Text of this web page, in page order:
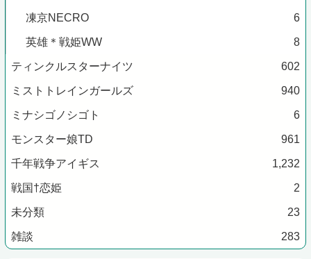
凍京NECRO 6
英雄＊戦姫WW 8
ティンクルスターナイツ 602
ミストトレインガールズ 940
ミナシゴノシゴト 6
モンスター娘TD 961
千年戦争アイギス 1,232
戦国†恋姫 2
未分類 23
雑談 283